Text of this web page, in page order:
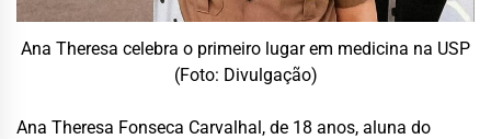
Ana Theresa celebra o primeiro lugar em medicina na USP
(Foto: Divulgação)
Ana Theresa Fonseca Carvalhal, de 18 anos, aluna do